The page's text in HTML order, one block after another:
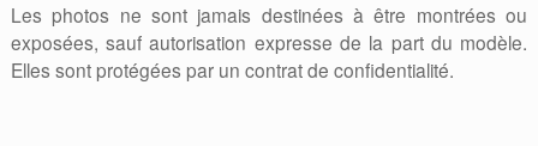
Les photos ne sont jamais destinées à être montrées ou
exposées, sauf autorisation expresse de la part du modèle.
Elles sont protégées par un contrat de confidentialité.